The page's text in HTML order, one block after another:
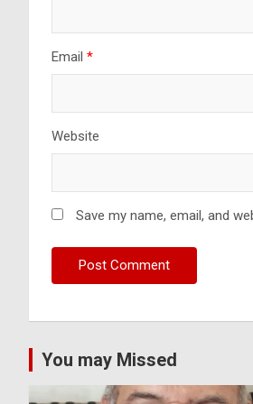
Email *
Website
Save my name, email, and
You may Missed